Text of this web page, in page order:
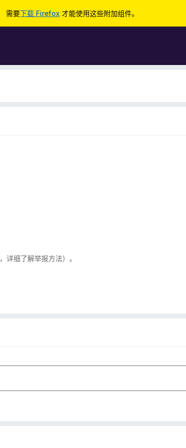
需要下载 Firefox 才能使用这些附加组件。
，详细了解举报方法）。